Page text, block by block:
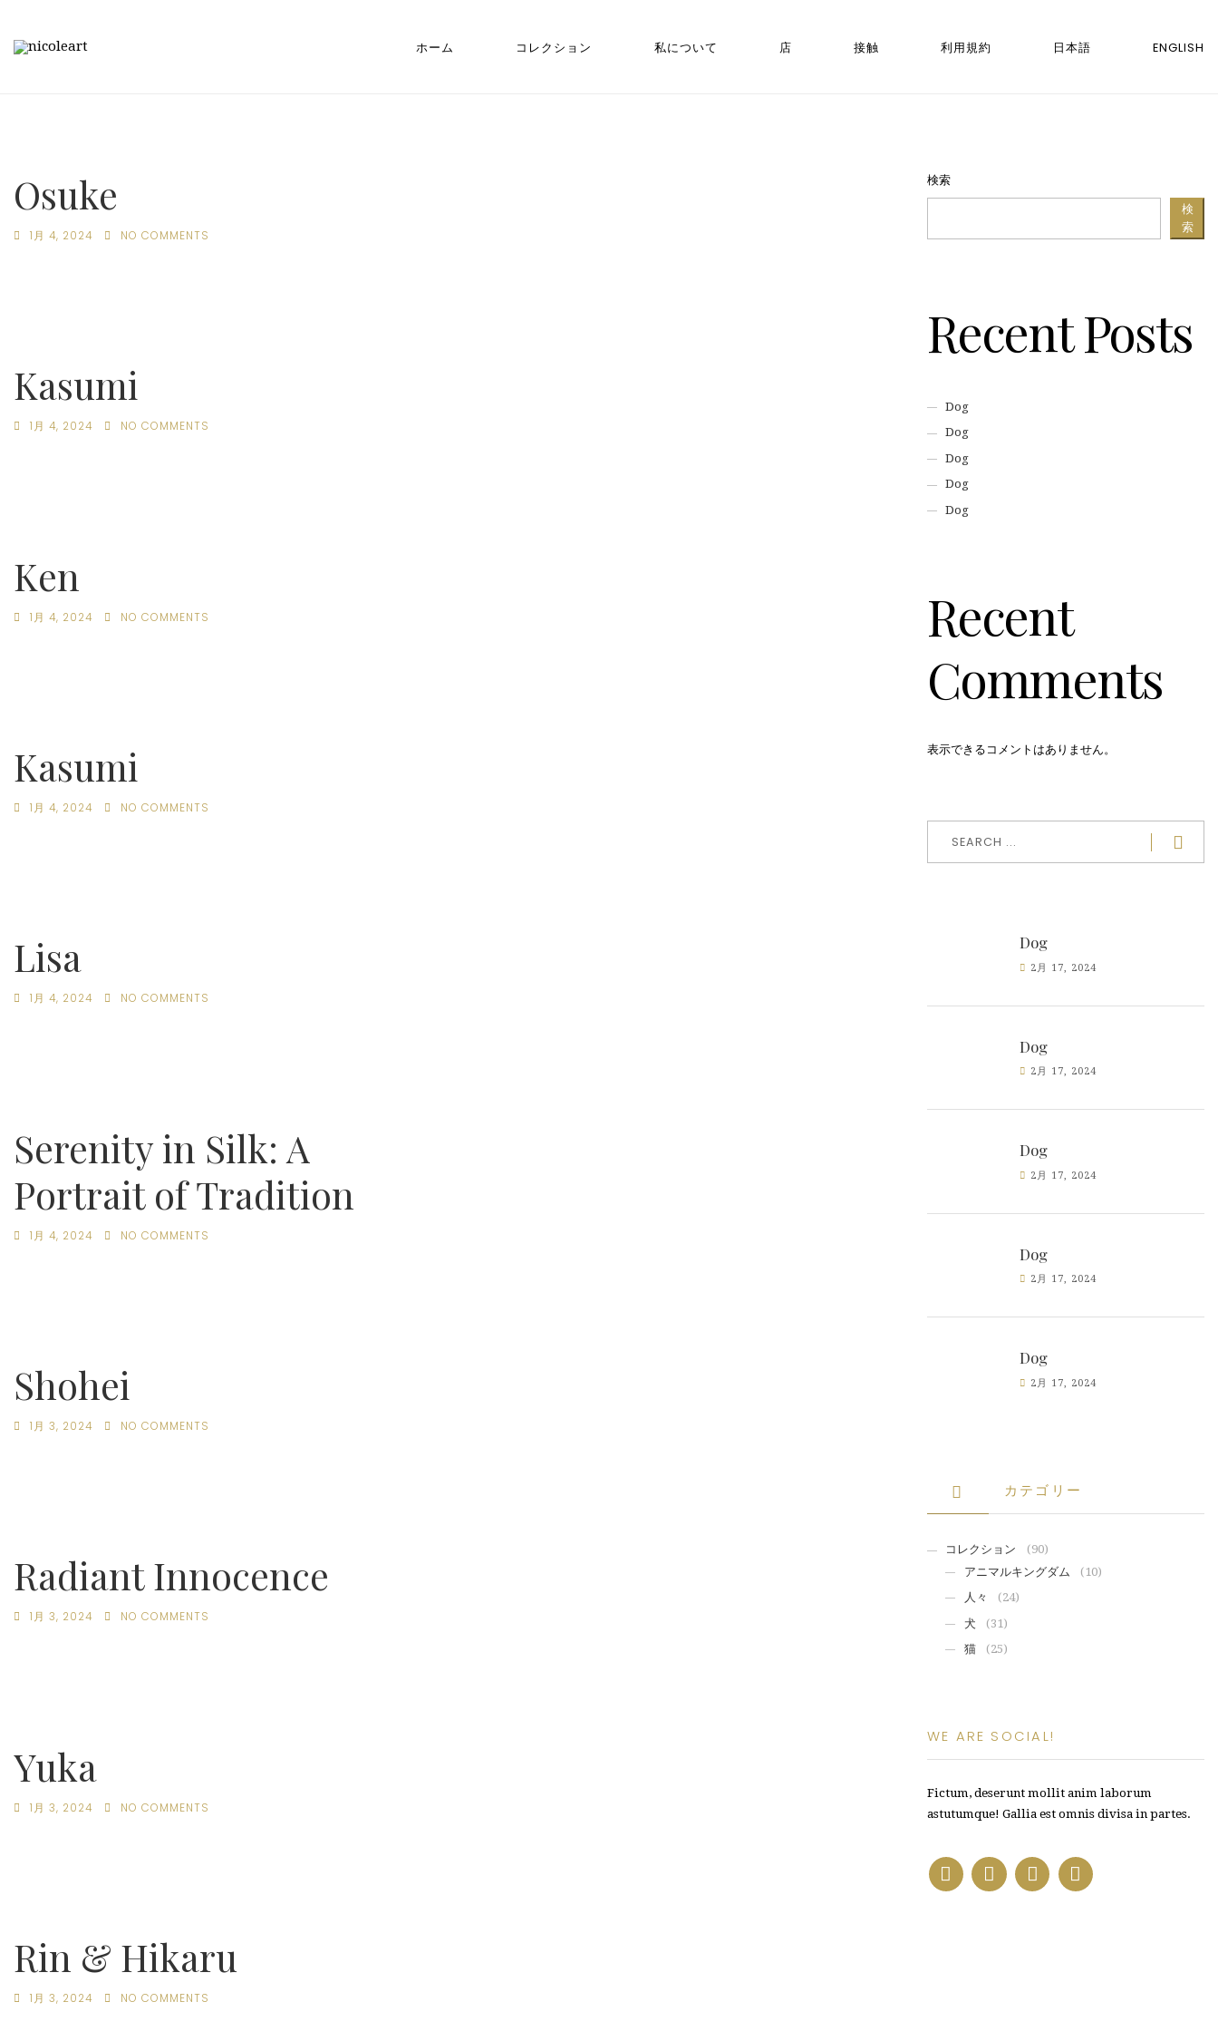
ホーム コレクション 私について 店 接触 利用規約 日本語 ENGLISH
Osuke
1月 4, 2024 NO COMMENTS
Kasumi
1月 4, 2024 NO COMMENTS
Ken
1月 4, 2024 NO COMMENTS
Kasumi
1月 4, 2024 NO COMMENTS
Lisa
1月 4, 2024 NO COMMENTS
Serenity in Silk: A
Portrait of Tradition
1月 4, 2024 NO COMMENTS
Shohei
1月 3, 2024 NO COMMENTS
Radiant Innocence
1月 3, 2024 NO COMMENTS
Yuka
1月 3, 2024 NO COMMENTS
Rin & Hikaru
1月 3, 2024 NO COMMENTS
検索
検
索
Recent Posts
Dog
Dog
Dog
Dog
Dog
Recent
Comments
表示できるコメントはありません。
Dog
2月 17, 2024
Dog
2月 17, 2024
Dog
2月 17, 2024
Dog
2月 17, 2024
Dog
2月 17, 2024
カテゴリー
コレクション
(90)
アニマルキングダム
(10)
人々
(24)
犬
(31)
猫
(25)
WE ARE SOCIAL!
Fictum, deserunt mollit anim laborum
astutumque! Gallia est omnis divisa in partes.